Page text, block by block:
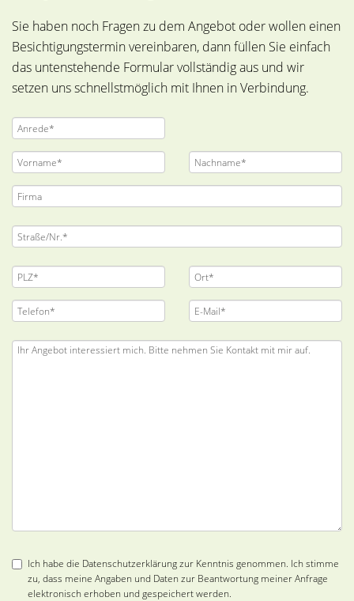
Sie haben noch Fragen zu dem Angebot oder wollen einen
Besichtigungstermin vereinbaren, dann füllen Sie einfach
das untenstehende Formular vollständig aus und wir
setzen uns schnellstmöglich mit Ihnen in Verbindung.
Ich habe die Datenschutzerklärung zur Kenntnis genommen. Ich stimme
zu, dass meine Angaben und Daten zur Beantwortung meiner Anfrage
elektronisch erhoben und gespeichert werden.